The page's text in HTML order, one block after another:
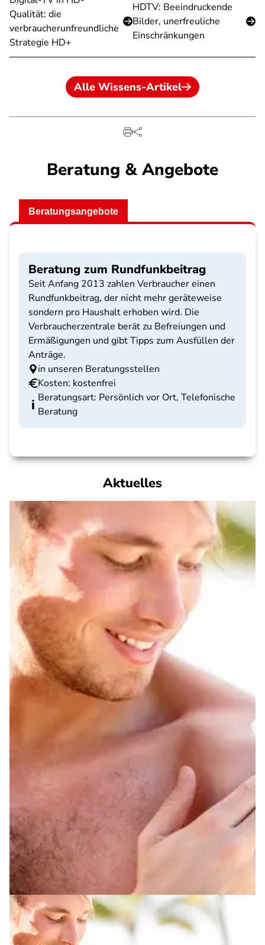
Qualität: die
verbraucherunfreundliche
Strategie HD+
HDTV: Beeindruckende
Bilder, unerfreuliche
Einschränkungen
Alle Wissens-Artikel
Beratung & Angebote
Beratungsangebote
Beratung zum Rundfunkbeitrag
Seit Anfang 2013 zahlen Verbraucher einen
Rundfunkbeitrag, der nicht mehr geräteweise
sondern pro Haushalt erhoben wird. Die
Verbraucherzentrale berät zu Befreiungen und
Ermäßigungen und gibt Tipps zum Ausfüllen der
Anträge.
in unseren Beratungsstellen
Kosten: kostenfrei
Beratungsart: Persönlich vor Ort, Telefonische
Beratung
Aktuelles